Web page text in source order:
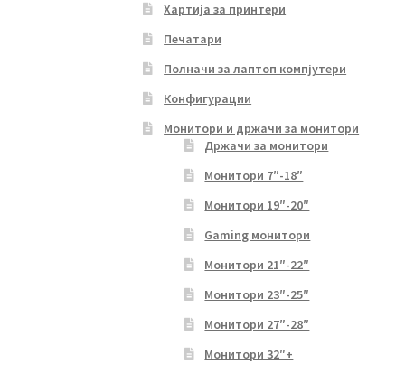
Хартија за принтери
Печатари
Полначи за лаптоп компјутери
Конфигурации
Монитори и држачи за монитори
Држачи за монитори
Монитори 7″-18″
Монитори 19″-20″
Gaming монитори
Монитори 21″-22″
Монитори 23″-25″
Монитори 27″-28″
Монитори 32″+